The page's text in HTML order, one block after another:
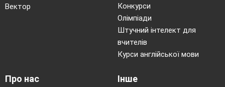
Вектор
Конкурси
Олімпіади
Штучний інтелект для
вчителів
Курси англійської мови
Про нас Інше